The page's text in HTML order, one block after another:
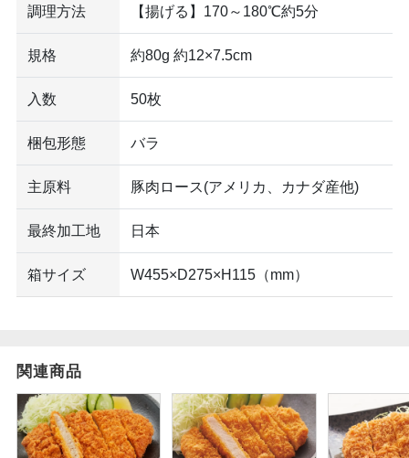
調理方法 【揚げる】170～180℃約5分
規格 約80g 約12×7.5cm
入数 50枚
梱包形態 バラ
主原料 豚肉ロース(アメリカ、カナダ産他)
最終加工地 日本
箱サイズ W455×D275×H115（mm）
関連商品